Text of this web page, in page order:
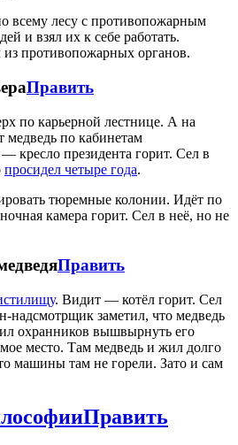
всему лесу с противопожарным
и взял их к себе работать.
противопожарных органов.
Править
по карьерной лестнице. А на
медведь по кабинетам
кресло президента горит. Сел в
просидел четыре года.
тюремные колонии. Идёт по
камера горит. Сел в неё, но не
Править
. Видит — котёл горит. Сел
надсмотрщик заметил, что медведь
охранников вышвырнуть его
место. Там медведь и жил долго
машины там не горели. Зато и сам
Править